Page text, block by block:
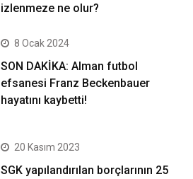
izlenmeze ne olur?
8 Ocak 2024
SON DAKİKA: Alman futbol
efsanesi Franz Beckenbauer
hayatını kaybetti!
20 Kasım 2023
SGK yapılandırılan borçlarının 25